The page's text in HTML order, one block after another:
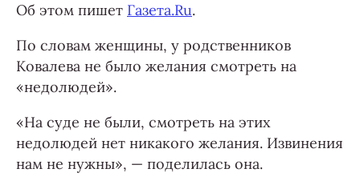
Об этом пишет Газета.Ru.
По словам женщины, у родственников
Ковалева не было желания смотреть на
«недолюдей».
«На суде не были, смотреть на этих
недолюдей нет никакого желания. Извинения
нам не нужны», — поделилась она.